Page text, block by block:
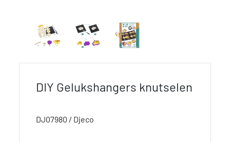
DIY Gelukshangers knutselen
DJ07980 / Djeco